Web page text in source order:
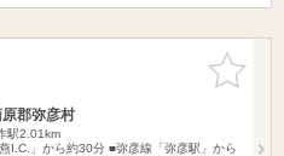
お気に入
りに追加
郡弥彦村
駅2.01km
I.C.」から約30分 ■弥彦線「弥彦駅」から